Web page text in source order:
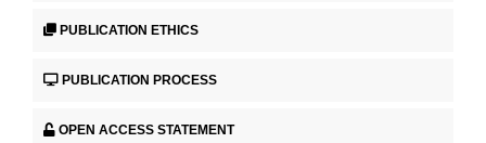
PUBLICATION ETHICS
PUBLICATION PROCESS
OPEN ACCESS STATEMENT